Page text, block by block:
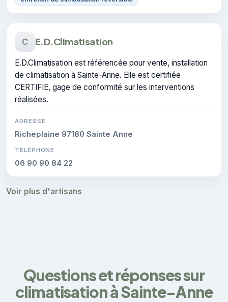
C E.D.Climatisation
E.D.Climatisation est référencée pour vente, installation
de climatisation à Sainte-Anne. Elle est certifiée
CERTIFIE, gage de conformité sur les interventions
réalisées.
ADRESSE
Richeplaine 97180 Sainte Anne
TÉLÉPHONE
06 90 90 84 22
Voir plus d'artisans
Questions et réponses sur
climatisation à Sainte-Anne